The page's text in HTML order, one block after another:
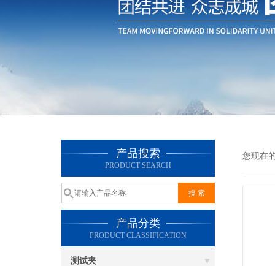
产品搜索
PRODUCT SEARCH
产品分类
PRODUCT CLASSIFICATION
测试夹
您现在